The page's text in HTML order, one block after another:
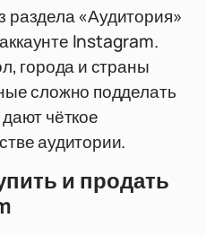
раздела «Аудитория»
Instagram.
города и страны
сложно подделать
чёткое
аудитории.
и продать